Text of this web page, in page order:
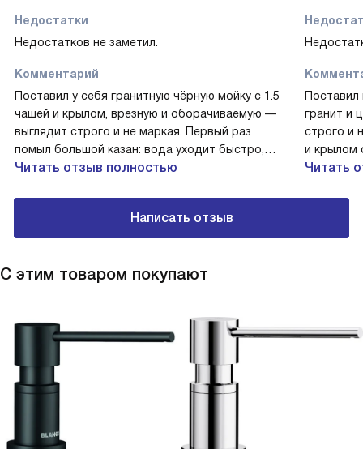
Недостатки
Недостатков не заметил.
Комментарий
Поставил у себя гранитную чёрную мойку с 1.5
чашей и крылом, врезную и оборачиваемую —
выглядит строго и не маркая. Первый раз
помыл большой казан: вода уходит быстро,
корзинчатый вентиль практичен. На семейном
ополоснул всё за минуту! Приобрёл отдельно
сифон и разделочную доску — всё подошло.
Читать отзыв полностью
Поставил
гранит и
строго и
и крылом
пригодна
Однажды
уходит
Читать
Написать отзыв
С этим товаром покупают